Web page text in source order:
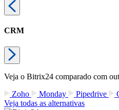
CRM
Veja o Bitrix24 comparado com
Zoho
Monday Pipedrive
Veja todas as alternativas